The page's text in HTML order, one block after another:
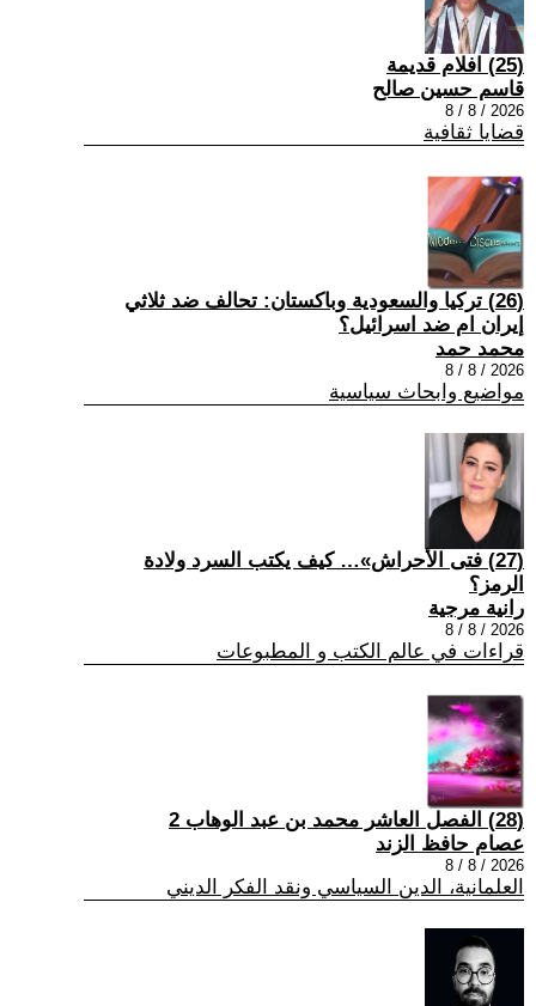
(25) افلام قديمة
قاسم حسين صالح
2026 / 8 / 8
قضايا ثقافية
(26) تركيا والسعودية وباكستان: تحالف ضد ثلاثي
إيران ام ضد اسرائيل؟
محمد حمد
2026 / 8 / 8
مواضيع وابحاث سياسية
(27) فتى الأحراش»… كيف يكتب السرد ولادة
الرمز؟
رانية مرجية
2026 / 8 / 8
قراءات في عالم الكتب و المطبوعات
(28) الفصل العاشر محمد بن عبد الوهاب 2
عصام حافظ الزند
2026 / 8 / 8
العلمانية، الدين السياسي ونقد الفكر الديني